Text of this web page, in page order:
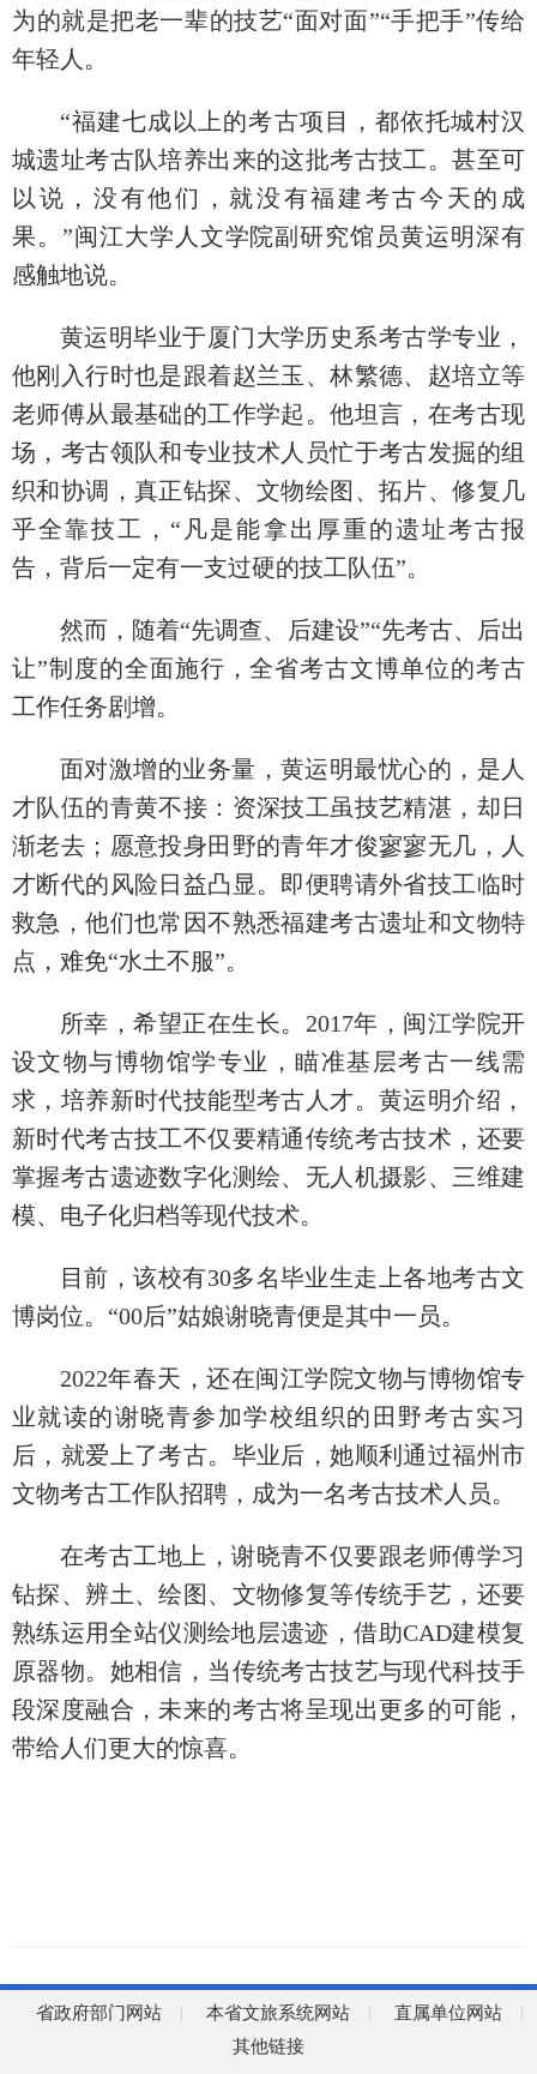
为的就是把老一辈的技艺“面对面”“手把手”传给
年轻人。
“福建七成以上的考古项目，都依托城村汉
城遗址考古队培养出来的这批考古技工。甚至可
以说，没有他们，就没有福建考古今天的成
果。”闽江大学人文学院副研究馆员黄运明深有
感触地说。
黄运明毕业于厦门大学历史系考古学专业，
他刚入行时也是跟着赵兰玉、林繁德、赵培立等
老师傅从最基础的工作学起。他坦言，在考古现
场，考古领队和专业技术人员忙于考古发掘的组
织和协调，真正钻探、文物绘图、拓片、修复几
乎全靠技工，“凡是能拿出厚重的遗址考古报
告，背后一定有一支过硬的技工队伍”。
然而，随着“先调查、后建设”“先考古、后出
让”制度的全面施行，全省考古文博单位的考古
工作任务剧增。
面对激增的业务量，黄运明最忧心的，是人
才队伍的青黄不接：资深技工虽技艺精湛，却日
渐老去；愿意投身田野的青年才俊寥寥无几，人
才断代的风险日益凸显。即便聘请外省技工临时
救急，他们也常因不熟悉福建考古遗址和文物特
点，难免“水土不服”。
所幸，希望正在生长。2017年，闽江学院开
设文物与博物馆学专业，瞄准基层考古一线需
求，培养新时代技能型考古人才。黄运明介绍，
新时代考古技工不仅要精通传统考古技术，还要
掌握考古遗迹数字化测绘、无人机摄影、三维建
模、电子化归档等现代技术。
目前，该校有30多名毕业生走上各地考古文
博岗位。“00后”姑娘谢晓青便是其中一员。
2022年春天，还在闽江学院文物与博物馆专
业就读的谢晓青参加学校组织的田野考古实习
后，就爱上了考古。毕业后，她顺利通过福州市
文物考古工作队招聘，成为一名考古技术人员。
在考古工地上，谢晓青不仅要跟老师傅学习
钻探、辨土、绘图、文物修复等传统手艺，还要
熟练运用全站仪测绘地层遗迹，借助CAD建模复
原器物。她相信，当传统考古技艺与现代科技手
段深度融合，未来的考古将呈现出更多的可能，
带给人们更大的惊喜。
省政府部门网站 本省文旅系统网站
直属单位网站
其他链接